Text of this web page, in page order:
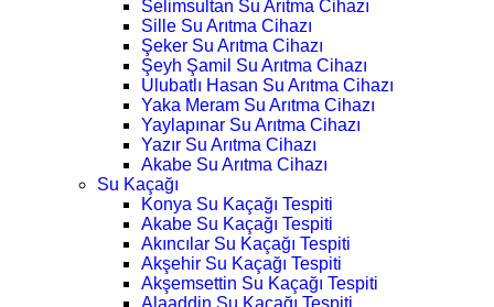
Selimsultan Su Arıtma Cihazı
Sille Su Arıtma Cihazı
Şeker Su Arıtma Cihazı
Şeyh Şamil Su Arıtma Cihazı
Ulubatlı Hasan Su Arıtma Cihazı
Yaka Meram Su Arıtma Cihazı
Yaylapınar Su Arıtma Cihazı
Yazır Su Arıtma Cihazı
Akabe Su Arıtma Cihazı
Su Kaçağı
Konya Su Kaçağı Tespiti
Akabe Su Kaçağı Tespiti
Akıncılar Su Kaçağı Tespiti
Akşehir Su Kaçağı Tespiti
Akşemsettin Su Kaçağı Tespiti